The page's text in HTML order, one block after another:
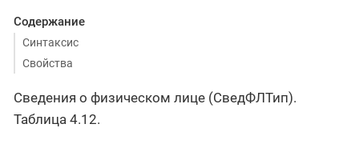
Содержание
Синтаксис
Свойства
Сведения о физическом лице (СведФЛТип).
Таблица 4.12.